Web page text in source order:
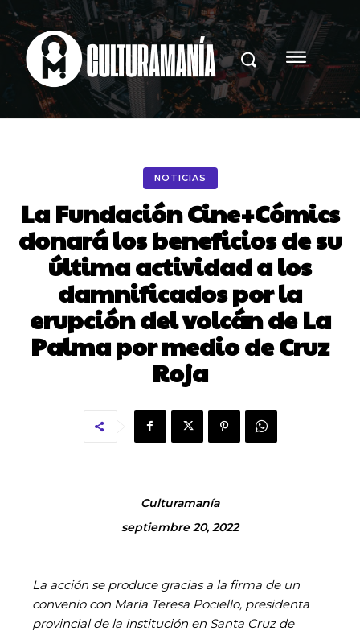
NOTICIAS
La Fundación Cine+Cómics
donará los beneficios de su
última actividad a los
damnificados por la
erupción del volcán de La
Palma por medio de Cruz
Roja
Culturamanía
septiembre 20, 2022
La acción se produce gracias a la firma de un
convenio con María Teresa Pociello, presidenta
provincial de la institución en Santa Cruz de